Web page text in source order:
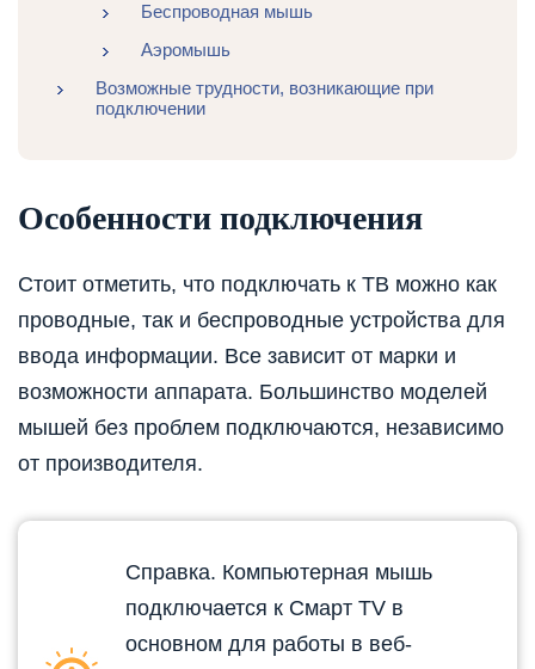
Беспроводная мышь
Аэромышь
Возможные трудности, возникающие при
подключении
Особенности подключения
Стоит отметить, что подключать к ТВ можно как
проводные, так и беспроводные устройства для
ввода информации. Все зависит от марки и
возможности аппарата. Большинство моделей
мышей без проблем подключаются, независимо
от производителя.
Справка. Компьютерная мышь
подключается к Смарт TV в
основном для работы в веб-